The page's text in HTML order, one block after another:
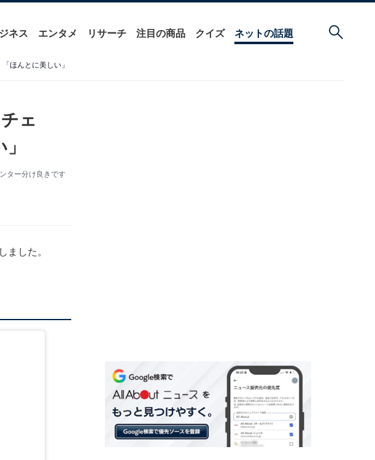
ネス エンタメ リサーチ 注目の商品 クイズ ネットの話題
ほんとに美しい」
ェ
ター分け良きです
ました。